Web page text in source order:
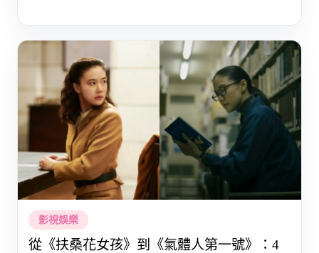
影視娛樂
從《扶桑花女孩》到《氣體人第一號》：4